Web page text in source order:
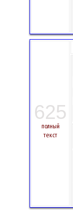
625
полный
текст